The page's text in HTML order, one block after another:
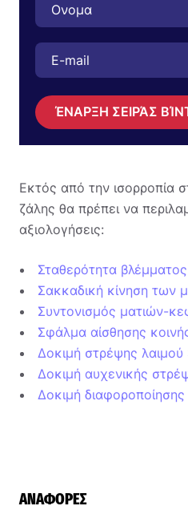
ΈΝΑΡΞΗ ΣΕΙΡΆΣ
Εκτός από την ισορροπία
ζάλης θα πρέπει να
αξιολογήσεις:
Σταθερότητα βλέμματος
Σακκαδική κίνηση των
Συντονισμός ματιών-
Σφάλμα αίσθησης
Δοκιμή στρέψης
Δοκιμή αυχενικής
Δοκιμή
ΑΝΑΦΟΡΈΣ